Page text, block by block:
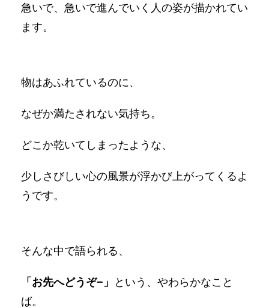
急いで、急いで進んでいく人の姿が描かれてい
ます。
物はあふれているのに、
なぜか満たされない気持ち。
どこか乾いてしまったような、
少しさびしい心の風景が浮かび上がってくるよ
うです。
そんな中で語られる、
「お先へどうぞ−」
という、やわらかなこと
ば。